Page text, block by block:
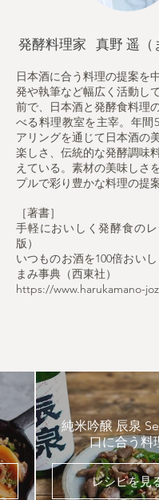
日本酒に合う料理の提案を
発や執筆など幅広く活動し
前で、日本酒と発酵食料理
べる料理教室を主宰。年間
アリングを通じて日本酒の
楽しさ、伝統的な発酵調味
えている。素材の美味しさ
プルで彩り豊かな料理の提
［著書］
手軽においしく発酵食の
版）
いつものお酒を100倍おい
まみ事典（西東社）
https://www.harukamano-
発酵料理家 真野 遥（
純米吟醸 辰泉
口に合う料
レシピを見